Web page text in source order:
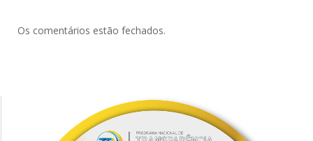
Os comentários estão fechados.